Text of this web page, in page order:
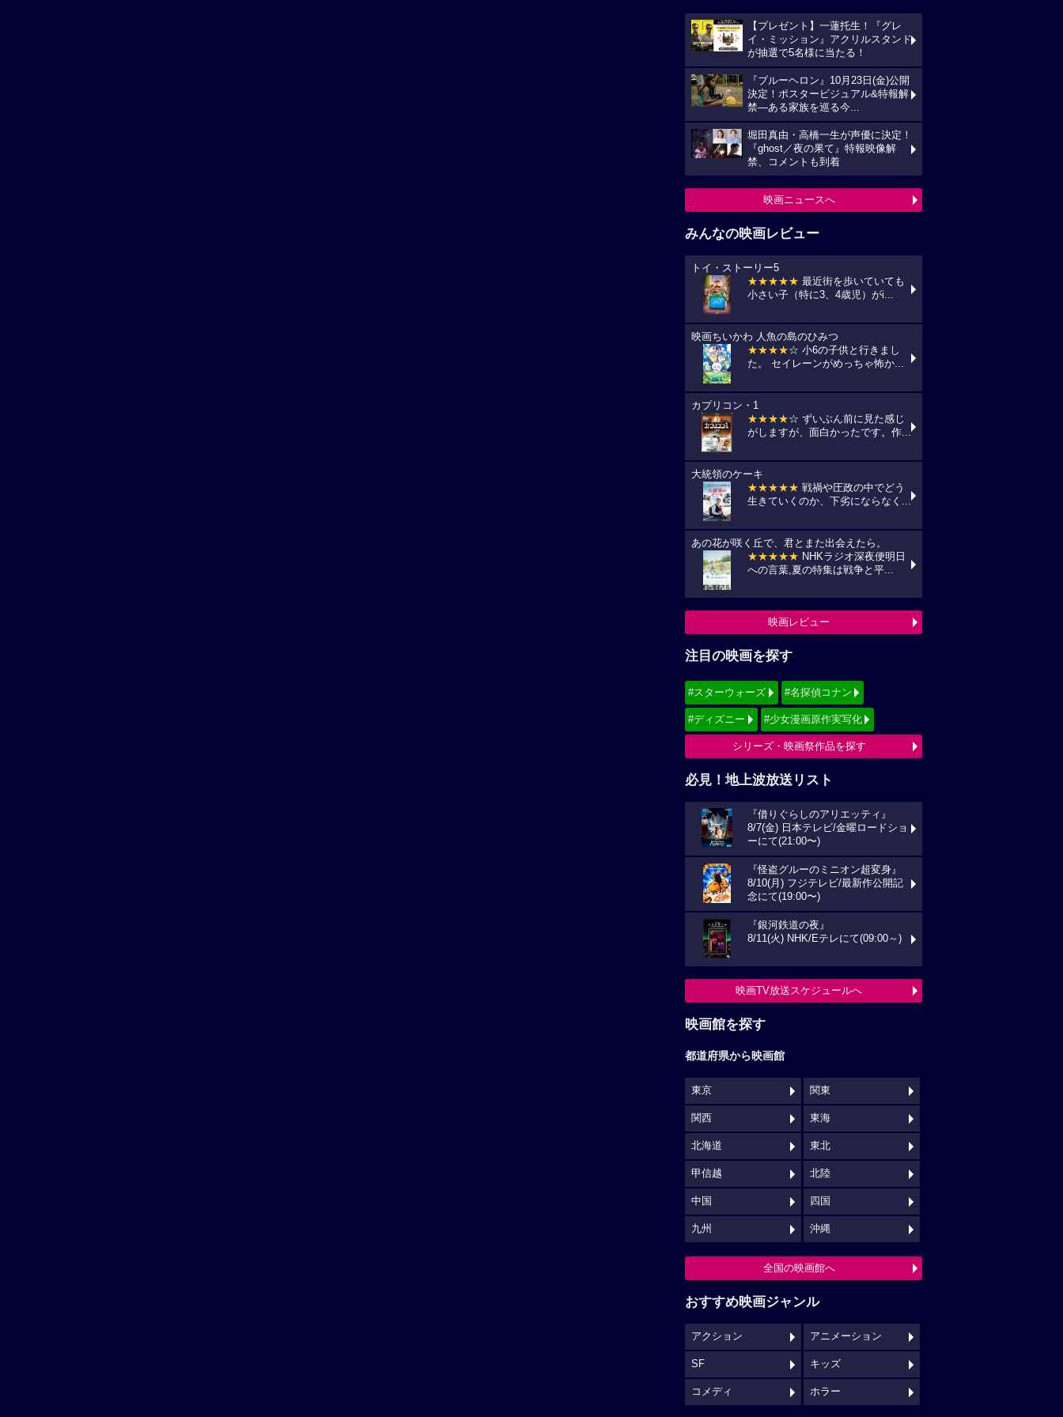
【プレゼント】一蓮托生！『グレ
イ・ミッション』アクリルスタンド
が抽選で5名様に当たる！
『ブルーヘロン』10月23日(金)公開
決定！ポスタービジュアル&特報解
禁―ある家族を巡る今...
堀田真由・高橋一生が声優に決定！
『ghost／夜の果て』特報映像解
禁、コメントも到着
映画ニュースへ
みんなの映画レビュー
トイ・ストーリー5
★★★★★ 最近街を歩いていても
小さい子（特に3、4歳児）がi...
映画ちいかわ 人魚の島のひみつ
★★★★☆ 小6の子供と行きまし
た。 セイレーンがめっちゃ怖か...
カプリコン・1
★★★★☆ ずいぶん前に見た感じ
がしますが、面白かったです。作...
大統領のケーキ
★★★★★ 戦禍や圧政の中でどう
生きていくのか、下劣にならなく...
あの花が咲く丘で、君とまた出会えたら。
★★★★★ NHKラジオ深夜便明日
への言葉,夏の特集は戦争と平...
映画レビュー
注目の映画を探す
#スターウォーズ #名探偵コナン
#ディズニー #少女漫画原作実写化
シリーズ・映画祭作品を探す
必見！地上波放送リスト
『借りぐらしのアリエッティ』
8/7(金) 日本テレビ/金曜ロードショ
ーにて(21:00〜)
『怪盗グルーのミニオン超変身』
8/10(月) フジテレビ/最新作公開記
念にて(19:00〜)
『銀河鉄道の夜』
8/11(火) NHK/Eテレにて(09:00～)
映画TV放送スケジュールへ
映画館を探す
都道府県から映画館
東京 関東
関西 東海
北海道 東北
甲信越 北陸
中国 四国
九州 沖縄
全国の映画館へ
おすすめ映画ジャンル
アクション アニメーション
SF キッズ
コメディ ホラー